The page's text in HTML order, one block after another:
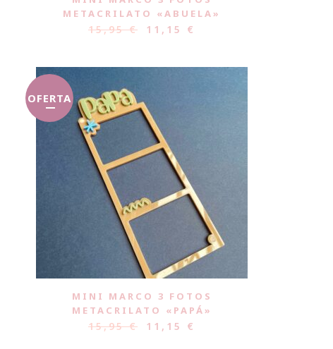
METACRILATO «ABUELA»
15,95€ 11,15 €
OFERTA
MINI MARCO 3 FOTOS
METACRILATO «PAPÁ»
15,95€ 11,15 €